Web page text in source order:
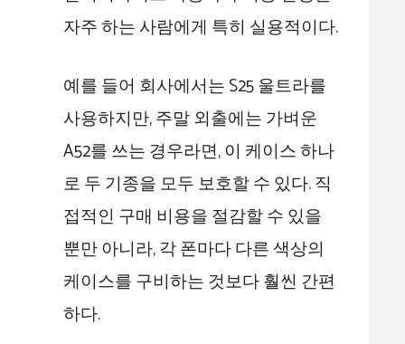
자주 하는 사람에게 특히 실용적이다.
예를 들어 회사에서는 S25 울트라를
사용하지만, 주말 외출에는 가벼운
A52를 쓰는 경우라면, 이 케이스 하나
로 두 기종을 모두 보호할 수 있다. 직
접적인 구매 비용을 절감할 수 있을
뿐만 아니라, 각 폰마다 다른 색상의
케이스를 구비하는 것보다 훨씬 간편
하다.